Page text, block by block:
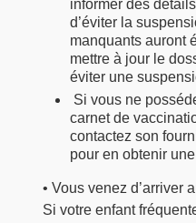
informer des
d’éviter la
manquants auront
mettre à jour le
éviter une
Si vous ne
carnet de
contactez son
pour en obtenir
• Vous venez d’arriver
Si votre enfant